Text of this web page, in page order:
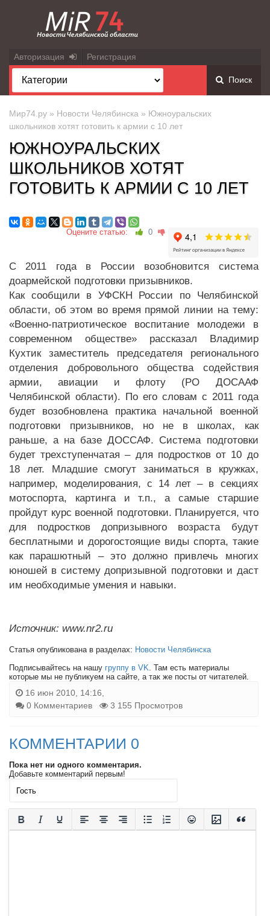
Авторизация Регистрация
Поиск
Мир74.ру » Новости Челябинска » Южноуральских
школьников хотят готовить к армии с 10 лет
ЮЖНОУРАЛЬСКИХ
ШКОЛЬНИКОВ ХОТЯТ
ГОТОВИТЬ К АРМИИ С 10 ЛЕТ
Оцените статью: 0
С 2011 года в России возобновится система
доармейской подготовки призывников.
Как сообщили в УФСКН России по Челябинской
области, об этом во время прямой линии на тему:
«Военно-патриотическое воспитание молодежи в
современном обществе» рассказал Владимир
Кухтик заместитель председателя регионального
отделения добровольного общества содействия
армии, авиации и флоту (РО ДОСААФ
Челябинской области). По его словам с 2011 года
будет возобновлена практика начальной военной
подготовки призывников, но не в школах, как
раньше, а на базе ДОССАФ. Система подготовки
будет трехступенчатая – для подростков от 10 до
18 лет. Младшие смогут заниматься в кружках,
например, моделирования, с 14 лет – в секциях
мотоспорта, картинга и т.п., а самые старшие
пройдут курс военной подготовки. Планируется, что
для подростков допризывного возраста будут
бесплатными и дорогостоящие виды спорта, такие
как парашютный – это должно привлечь многих
юношей в систему допризывной подготовки и даст
им необходимые умения и навыки.
Источник: www.nr2.ru
Статья опубликована в разделах: Новости Челябинска
Подписывайтесь на нашу группу в VK. Там есть материалы
которые мы не публикуем на сайте, а так же посты от читателей.
16 июн 2010, 14:16,
0 Комментариев
3 155 Просмотров
КОММЕНТАРИИ 0
Пока нет ни одного комментария.
Добавьте комментарий первым!